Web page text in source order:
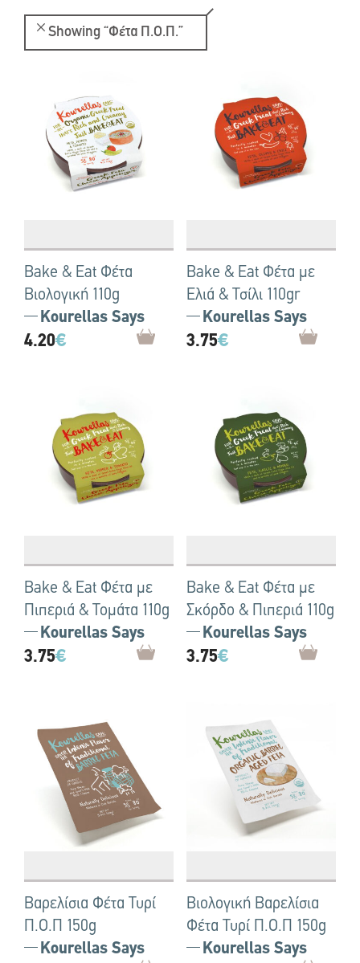
Showing “Φέτα Π.Ο.Π.”
Bake & Eat Φέτα
Βιολογική 110g
Kourellas Says
4.20€
Bake & Eat Φέτα με
Ελιά & Τσίλι 110gr
Kourellas Says
3.75€
Bake & Eat Φέτα με
Πιπεριά & Τομάτα 110g
Kourellas Says
3.75€
Bake & Eat Φέτα με
Σκόρδο & Πιπεριά 110g
Kourellas Says
3.75€
Βαρελίσια Φέτα Τυρί
Π.Ο.Π 150g
Kourellas Says
Βιολογική Βαρελίσια
Φέτα Τυρί Π.Ο.Π 150g
Kourellas Says